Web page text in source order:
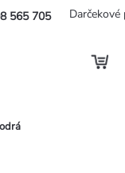
565 705 Darčekové